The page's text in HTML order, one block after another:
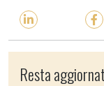
Resta